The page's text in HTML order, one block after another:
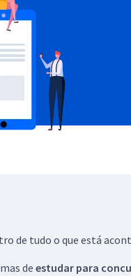
de tudo o que está
de estudar para